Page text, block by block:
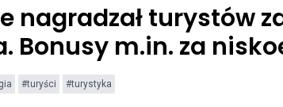
nagradzał turystów
Bonusy m.in. za
#turyści #turystyka